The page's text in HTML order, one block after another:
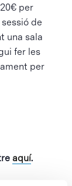
per
de
una sala
fer les
per
aquí.